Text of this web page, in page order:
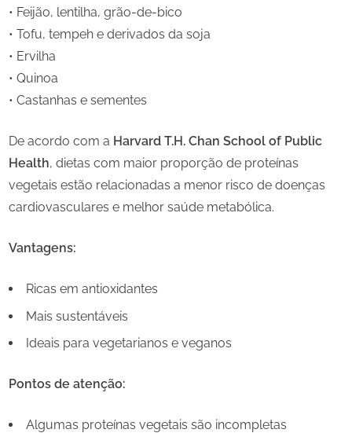
• Feijão, lentilha, grão-de-bico
• Tofu, tempeh e derivados da soja
• Ervilha
• Quinoa
• Castanhas e sementes
De acordo com a Harvard T.H. Chan School of Public
Health, dietas com maior proporção de proteínas
vegetais estão relacionadas a menor risco de doenças
cardiovasculares e melhor saúde metabólica.
Vantagens:
Ricas em antioxidantes
Mais sustentáveis
Ideais para vegetarianos e veganos
Pontos de atenção:
Algumas proteínas vegetais são incompletas